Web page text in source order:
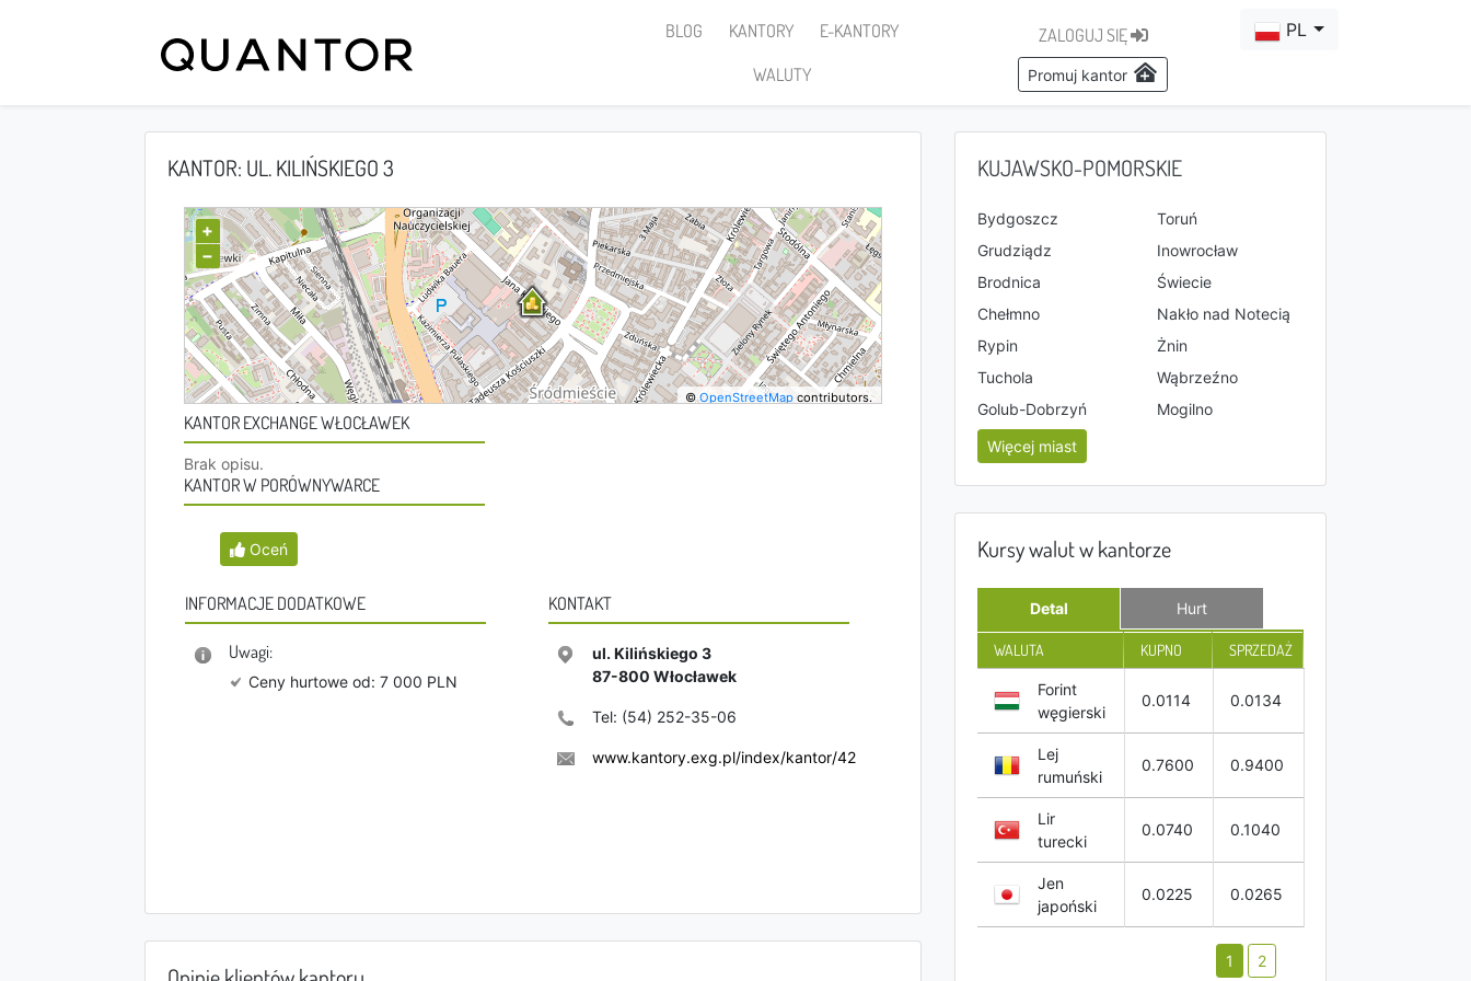
BLOG KANTORY
E-KANTORY
WALUTY
ZALOGUJ SIĘ
Promuj kantor
PL
KANTOR: UL. KILIŃSKIEGO 3
+
−
©OpenStreetMap contributors.
KANTOR EXCHANGE WŁOCŁAWEK
Brak opisu.
KANTOR W PORÓWNYWARCE
Oceń
INFORMACJE DODATKOWE
Uwagi:
Ceny hurtowe od: 7 000 PLN
KONTAKT
ul. Kilińskiego 3
87-800 Włocławek
Tel: (54) 252-35-06
www.kantory.exg.pl/index/kantor/42
KUJAWSKO-POMORSKIE
Bydgoszcz
Toruń
Grudziądz
Inowrocław
Brodnica
Świecie
Chełmno
Nakło nad Notecią
Rypin
Żnin
Tuchola
Wąbrzeźno
Golub-Dobrzyń
Mogilno
Więcej miast
Kursy walut w kantorze
Detal Hurt
WALUTA KUPNO SPRZEDAŻ
Forint
węgierski
0.0114 0.0134
Lej
rumuński
0.7600 0.9400
Lir
turecki
0.0740 0.1040
Jen
japoński
0.0225 0.0265
1 2